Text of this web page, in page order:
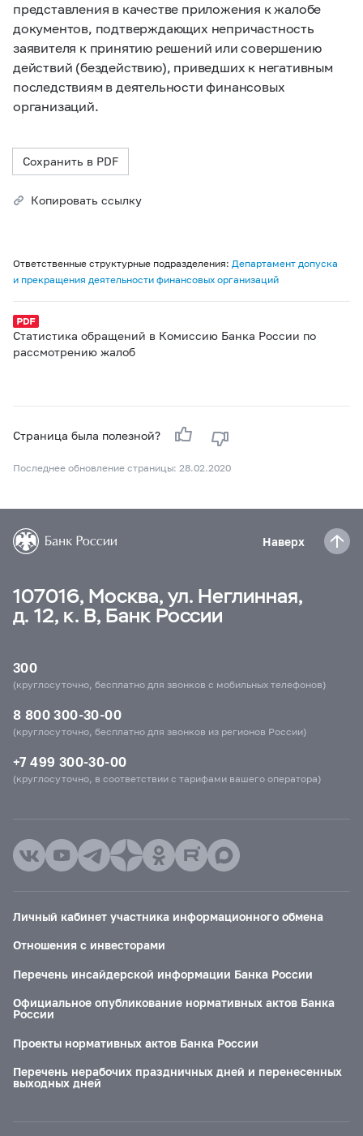
представления в качестве приложения к жалобе
документов, подтверждающих непричастность
заявителя к принятию решений или совершению
действий (бездействию), приведших к негативным
последствиям в деятельности финансовых
организаций.
Сохранить в PDF
Копировать ссылку
Ответственные структурные подразделения: Департамент допуска
и прекращения деятельности финансовых организаций
Статистика обращений в Комиссию Банка России по
рассмотрению жалоб
Страница была полезной?
Последнее обновление страницы: 28.02.2020
Наверх
107016, Москва, ул. Неглинная,
д. 12, к. В, Банк России
300
(круглосуточно, бесплатно для звонков с мобильных телефонов)
8 800 300-30-00
(круглосуточно, бесплатно для звонков из регионов России)
+7 499 300-30-00
(круглосуточно, в соответствии с тарифами вашего оператора)
Личный кабинет участника информационного обмена
Отношения с инвесторами
Перечень инсайдерской информации Банка России
Официальное опубликование нормативных актов Банка
России
Проекты нормативных актов Банка России
Перечень нерабочих праздничных дней и перенесенных
выходных дней